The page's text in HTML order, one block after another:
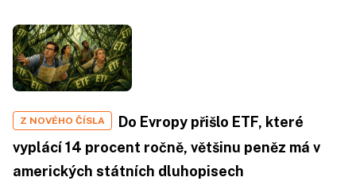
Z NOVÉHO ČÍSLA
Do Evropy přišlo ETF, které
vyplácí 14 procent ročně, většinu peněz má v
amerických státních dluhopisech